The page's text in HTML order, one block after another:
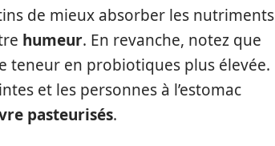
de mieux absorber les nutriments
humeur. En revanche, notez que
teneur en probiotiques plus élevée.
et les personnes à l’estomac
pasteurisés.